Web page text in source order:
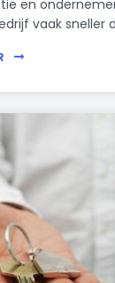
en
vaak sneller